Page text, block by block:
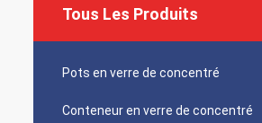
Tous Les Produits
Pots en verre de concentré
Conteneur en verre de concentré